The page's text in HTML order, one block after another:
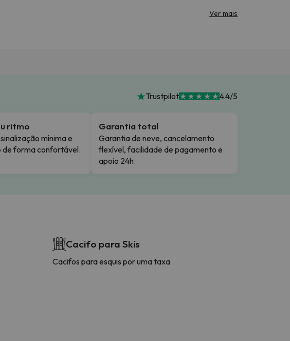
Ver mais
Trustpilot 4.4/5
ritmo
mínima e
de forma confortável.
Garantia total
Garantia de neve, cancelamento
flexível, facilidade de pagamento e
apoio 24h.
Cacifo para Skis
Cacifos para esquis por uma taxa